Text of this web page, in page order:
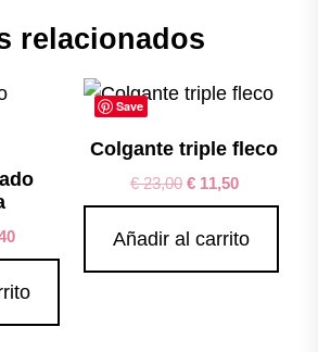
relacionados
Save
Colgante triple fleco
€23,00 €11,50
Añadir al carrito